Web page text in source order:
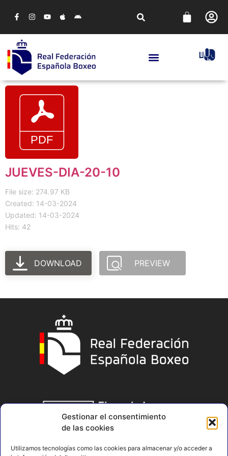
Gestionar el consentimiento
de las cookies
Utilizamos tecnologías como las cookies para almacenar y/o acceder a
JUEVES-DIA-20-10
File size: 274.97 KB
Created: 14-03-2024
Updated: 14-03-2024
Hits: 42
DOWNLOAD PREVIEW